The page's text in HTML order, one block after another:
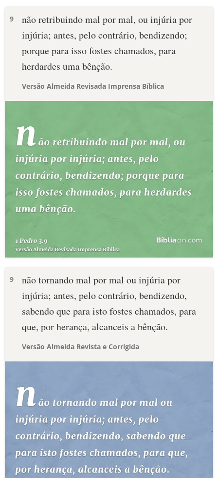
9
não retribuindo mal por mal, ou injúria por
injúria; antes, pelo contrário, bendizendo;
porque para isso fostes chamados, para
herdardes uma bênção.
Versão Almeida Revisada Imprensa Bíblica
9
não tornando mal por mal ou injúria por
injúria; antes, pelo contrário, bendizendo,
sabendo que para isto fostes chamados, para
que, por herança, alcanceis a bênção.
Versão Almeida Revista e Corrigida